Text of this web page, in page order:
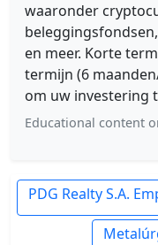
waaronder
en meer. Korte
termijn (6
om uw investering
Educational content
PDG Realty S.A.